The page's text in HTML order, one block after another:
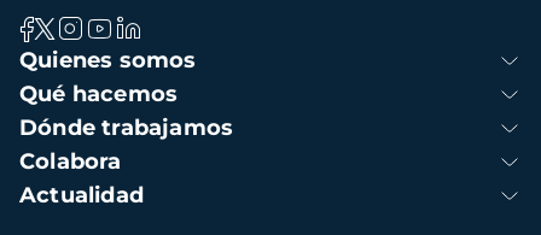
Navegación
principal
Quienes somos
Qué hacemos
Dónde trabajamos
Colabora
Actualidad